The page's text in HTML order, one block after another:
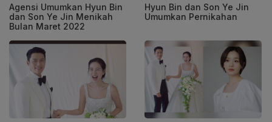
Agensi Umumkan Hyun Bin
dan Son Ye Jin Menikah
Bulan Maret 2022
Hyun Bin dan Son Ye Jin
Umumkan Pernikahan